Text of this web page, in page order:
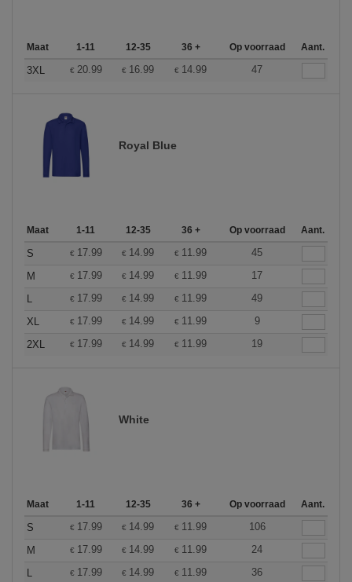
Maat 1-11 12-35 36 + Op voorraad Aant.
3XL € 20.99 € 16.99 € 14.99 47
Royal Blue
Maat 1-11 12-35 36 + Op voorraad Aant.
S € 17.99 € 14.99 € 11.99
45
M
€ 17.99 € 14.99 € 11.99
17
L
€ 17.99 € 14.99 € 11.99
49
XL
€ 17.99 € 14.99 € 11.99
9
2XL
€ 17.99 € 14.99 € 11.99 19
White
Maat 1-11 12-35 36 + Op voorraad Aant.
S € 17.99 € 14.99 € 11.99
106
M
€ 17.99 € 14.99 € 11.99
24
L
€ 17.99 € 14.99 € 11.99
36